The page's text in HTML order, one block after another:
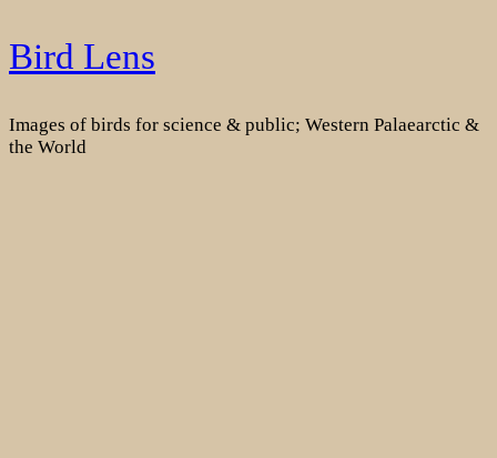
Skip
to
Bird Lens
Images of birds for science & public; Western Palaearctic &
the World